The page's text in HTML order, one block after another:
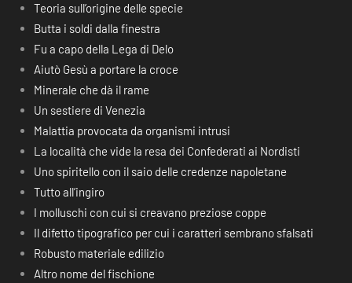
Teoria sull’origine delle specie
Butta i soldi dalla finestra
Fu a capo della Lega di Delo
Aiutò Gesù a portare la croce
Minerale che dà il rame
Un sestiere di Venezia
Malattia provocata da organismi intrusi
La località che vide la resa dei Confederati ai Nordisti
Uno spiritello con il saio delle credenze napoletane
Tutto all’ingiro
I molluschi con cui si creavano preziose coppe
Il difetto tipografico per cui i caratteri sembrano sfalsati
Robusto materiale edilizio
Altro nome del fischione